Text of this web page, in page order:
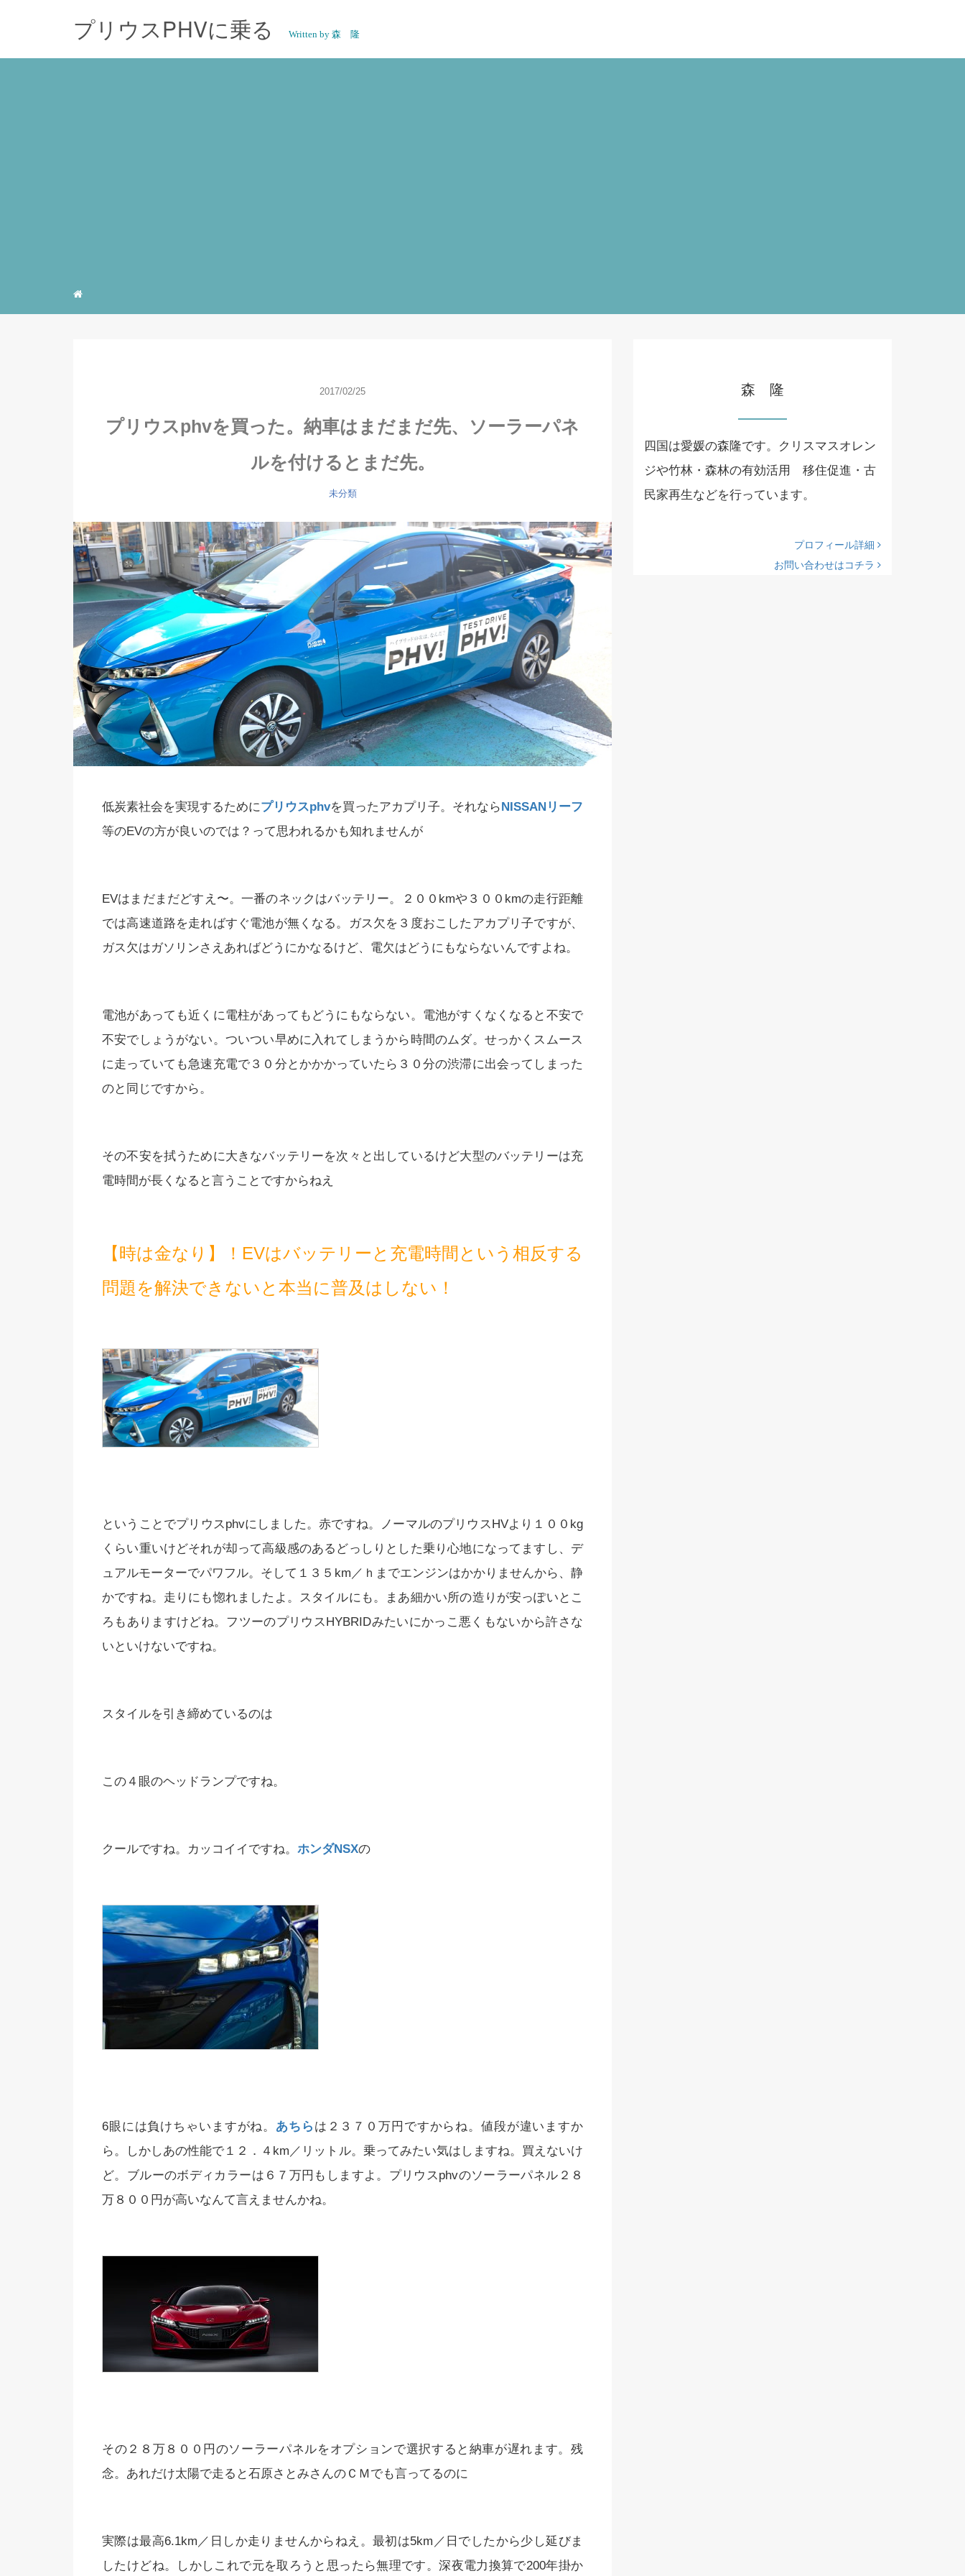
プリウスPHVに乗る Written by 森 隆
2017/02/25
プリウスphvを買った。納車はまだまだ先、ソーラーパネ
ルを付けるとまだ先。
未分類
低炭素社会を実現するためにプリウスphvを買ったアカプリ子。それならNISSANリーフ
等のEVの方が良いのでは？って思われるかも知れませんが
EVはまだまだどすえ〜。一番のネックはバッテリー。２００kmや３００kmの走行距離
では高速道路を走ればすぐ電池が無くなる。ガス欠を３度おこしたアカプリ子ですが、
ガス欠はガソリンさえあればどうにかなるけど、電欠はどうにもならないんですよね。
電池があっても近くに電柱があってもどうにもならない。電池がすくなくなると不安で
不安でしょうがない。ついつい早めに入れてしまうから時間のムダ。せっかくスムース
に走っていても急速充電で３０分とかかかっていたら３０分の渋滞に出会ってしまった
のと同じですから。
その不安を拭うために大きなバッテリーを次々と出しているけど大型のバッテリーは充
電時間が長くなると言うことですからねえ
【時は金なり】！EVはバッテリーと充電時間という相反する
問題を解決できないと本当に普及はしない！
ということでプリウスphvにしました。赤ですね。ノーマルのプリウスHVより１００kg
くらい重いけどそれが却って高級感のあるどっしりとした乗り心地になってますし、デ
ュアルモーターでパワフル。そして１３５km／ｈまでエンジンはかかりませんから、静
かですね。走りにも惚れましたよ。スタイルにも。まあ細かい所の造りが安っぽいとこ
ろもありますけどね。フツーのプリウスHYBRIDみたいにかっこ悪くもないから許さな
いといけないですね。
スタイルを引き締めているのは
この４眼のヘッドランプですね。
クールですね。カッコイイですね。 ホンダNSXの
6眼には負けちゃいますがね。 あちら は２３７０万円ですからね。値段が違いますか
ら。しかしあの性能で１２．４km／リットル。乗ってみたい気はしますね。買えないけ
ど。ブルーのボディカラーは６７万円もしますよ。プリウスphvのソーラーパネル２８
万８００円が高いなんて言えませんかね。
その２８万８００円のソーラーパネルをオプションで選択すると納車が遅れます。残
念。あれだけ太陽で走ると石原さとみさんのＣＭでも言ってるのに
実際は最高6.1km／日しか走りませんからねえ。最初は5km／日でしたから少し延びま
したけどね。しかしこれで元を取ろうと思ったら無理です。深夜電力換算で200年掛か
森 隆
四国は愛媛の森隆です。クリスマスオレン
ジや竹林・森林の有効活用 移住促進・古
民家再生などを行っています。
プロフィール詳細
お問い合わせはコチラ